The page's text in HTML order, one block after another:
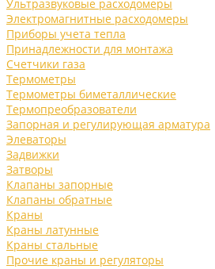
Ультразвуковые расходомеры
Электромагнитные расходомеры
Приборы учета тепла
Принадлежности для монтажа
Счетчики газа
Термометры
Термометры биметаллические
Термопреобразователи
Запорная и регулирующая арматура
Элеваторы
Задвижки
Затворы
Клапаны запорные
Клапаны обратные
Краны
Краны латунные
Краны стальные
Прочие краны и регуляторы